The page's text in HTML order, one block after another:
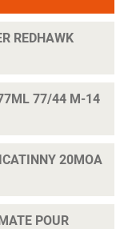
REDHAWK
77/44 M-14
20MOA
POUR